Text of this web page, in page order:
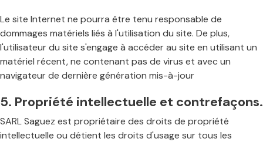
Le site Internet ne pourra être tenu responsable de
dommages matériels liés à l'utilisation du site. De plus,
l'utilisateur du site s'engage à accéder au site en utilisant un
matériel récent, ne contenant pas de virus et avec un
navigateur de dernière génération mis-à-jour
5. Propriété intellectuelle et contrefaçons.
SARL Saguez est propriétaire des droits de propriété
intellectuelle ou détient les droits d'usage sur tous les